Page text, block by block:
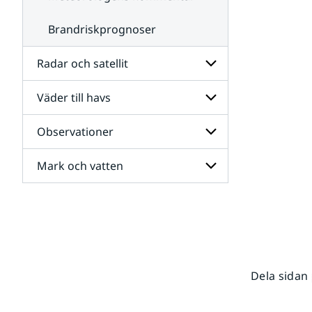
Brandriskprognoser
Radar och satellit
Undersidor
för
Radar
och
satellit
Väder till havs
Undersidor
för
Väder
till
havs
Observationer
Undersidor
för
Mark och vatten
Dela sidan